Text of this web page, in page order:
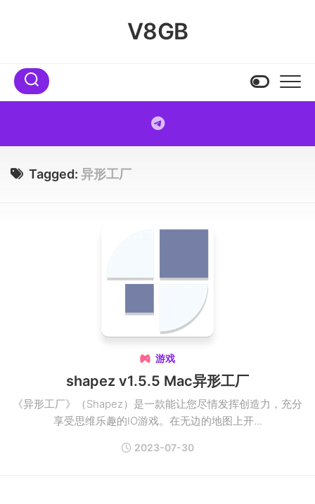
V8GB
Tagged: 异形工厂
 游戏
shapez v1.5.5 Mac异形工厂
《异形工厂》（Shapez）是一款能让您尽情发挥创造力，充分
享受思维乐趣的IO游戏。在无边的地图上开...
2023-07-30